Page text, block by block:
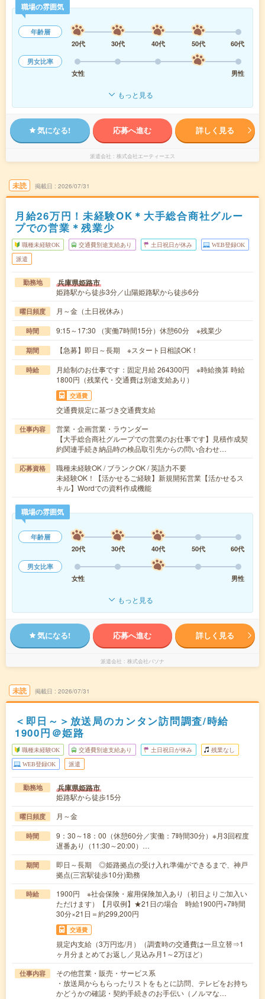
職場の雰囲気
年齢層
20代
30代 40代 50代
60代
男女比率
女性
男性
もっと見る
気になる! 応募へ進む 詳しく見る
派遣会社 株式会社エーティーエス
未読 掲載日 2026/07/31
月給26万円！未経験OK＊大手総合商社グルー
プでの営業＊残業少
職種未経験OK 交通費別途支給あり 土日祝日が休み WEB登録OK
派遣
勤務地 兵庫県姫路市
姫路駅から徒歩3分／山陽姫路駅から徒歩6分
曜日頻度 月～金（土日祝休み）
時間 9:15～17:30 （実働7時間15分）休憩60分 ※残業少
期間 【急募】即日～長期 ※スタート日相談OK！
時給
月給制のお仕事です：固定月給 264300円 ※時給換算 時給
1800円（残業代・交通費は別途支給あり）
交通費
交通費規定に基づき交通費支給
仕事内容
営業・企画営業・ラウンダー
【大手総合商社グループでの営業のお仕事です】見積作成契
約関連手続き納品時の検品取引先からの問い合わせ…
応募資格
職種未経験OK / ブランクOK / 英語力不要
未経験OK！【活かせるご経験】新規開拓営業【活かせるス
キル】Wordでの資料作成機能
職場の雰囲気
年齢層
20代
30代 40代 50代
60代
男女比率
女性
男性
もっと見る
気になる! 応募へ進む 詳しく見る
派遣会社 株式会社パソナ
未読 掲載日 2026/07/31
＜即日～＞放送局のカンタン訪問調査/時給
1900円＠姫路
職種未経験OK 交通費別途支給あり 土日祝日が休み 残業なし
WEB登録OK 派遣
勤務地 兵庫県姫路市
姫路駅から徒歩15分
曜日頻度 月～金
時間
9：30～18：00（休憩60分／実働：7時間30分）※月3回程度
遅番あり（11:30～20:00）…
期間
即日～長期 ◎姫路拠点の受け入れ準備ができるまで、神戸
拠点(三宮駅徒歩10分)勤務
時給
1900円 ※社会保険・雇用保険加入あり（初日よりご加入い
ただけます）【月収例】★21日の場合 時給1900円×7時間
30分×21日＝約299,200円
交通費
規定内支給（3万円迄/月）（調査時の交通費は一旦立替⇒1
ヶ月分まとめてお返し／見込み月1～2万ほど）
仕事内容
その他営業・販売・サービス系
・放送局からもらったリストをもとに訪問、テレビをお持ち
かどうかの確認・契約手続きのお手伝い（ノルマな…